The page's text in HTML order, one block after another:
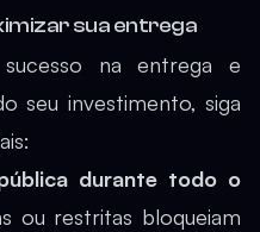
sua entrega
na entrega e
seu investimento, siga
durante todo o
ou restritas bloqueiam